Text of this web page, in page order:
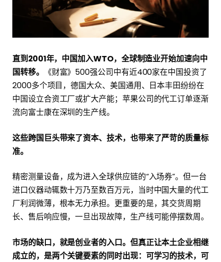
直到2001年，中国加入WTO，全球制造业开始加速向中
国转移。
《财富》500强公司中有近400家在中国投资了
2000多个项目，德国大众、美国通用、日本丰田纷纷在
中国设立合资工厂或扩大产能；苹果公司的代工订单逐渐
流向富士康在深圳的生产线。
这些跨国巨头带来了资本、技术，也带来了严苛的质量标
准。
精密测量设备，成为进入全球供应链的“入场券”。但一台
进口仪器动辄数十万乃至数百万元，当时中国大量的代工
厂利润微薄，根本无力承担。更重要的是，其交货周期
长、售后响应慢，一旦出现故障，生产线可能停摆数周。
市场的缺口，就是创业者的入口。但真正让本土企业相继
成立的，是两个关键要素的同时出现：可学习的技术，可